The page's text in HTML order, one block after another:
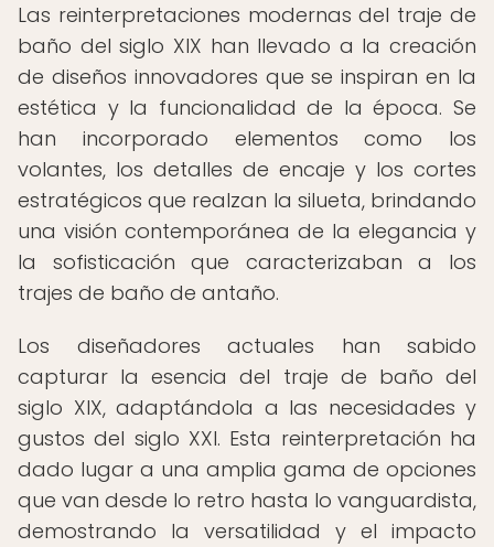
Las reinterpretaciones modernas del traje de
baño del siglo XIX han llevado a la creación
de diseños innovadores que se inspiran en la
estética y la funcionalidad de la época. Se
han incorporado elementos como los
volantes, los detalles de encaje y los cortes
estratégicos que realzan la silueta, brindando
una visión contemporánea de la elegancia y
la sofisticación que caracterizaban a los
trajes de baño de antaño.
Los diseñadores actuales han sabido
capturar la esencia del traje de baño del
siglo XIX, adaptándola a las necesidades y
gustos del siglo XXI. Esta reinterpretación ha
dado lugar a una amplia gama de opciones
que van desde lo retro hasta lo vanguardista,
demostrando la versatilidad y el impacto